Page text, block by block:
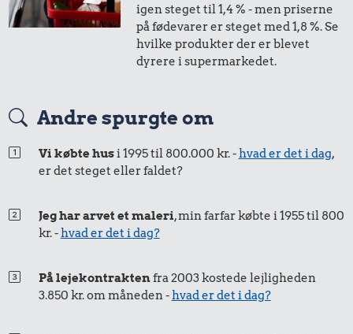
205 kr. 87 kr.
21 kr.
Bakke jordbær
32 kr.
Kylling
19 kr.
1/2 kg kaffe
Flybillet,
København-
Rolex-ur
1,-
i 2001
= 2,-
i dag
i 2001
i 2001 i dag
igen steget til 1,4 % - men priserne
på fødevarer er steget med 1,8 %. Se
hvilke produkter der er blevet
dyrere i supermarkedet.
Andre spurgte om
Vi købte husi 1995 til 800.000 kr. -hvad er det i dag,
er det steget eller faldet?
Jeg har arvet et maleri, min farfar købte i 1955 til 800
kr. -hvad er det i dag?
På lejekontraktenfra 2003 kostede lejligheden
3.850 kr. om måneden -hvad er det i dag?